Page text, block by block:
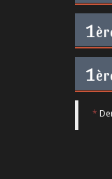
1
1
*